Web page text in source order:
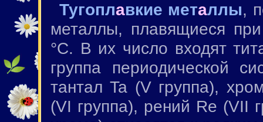
Тугоплавкие металлы,
металлы, плавящиеся
°С. В их число входят
группа периодической
тантал Ta (V группа),
(VI группа), рений Re (VII